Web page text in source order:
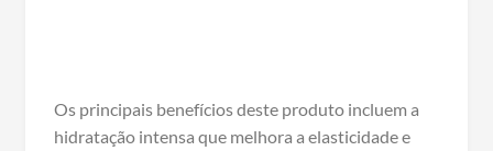
Os principais benefícios deste produto incluem a
hidratação intensa que melhora a elasticidade e